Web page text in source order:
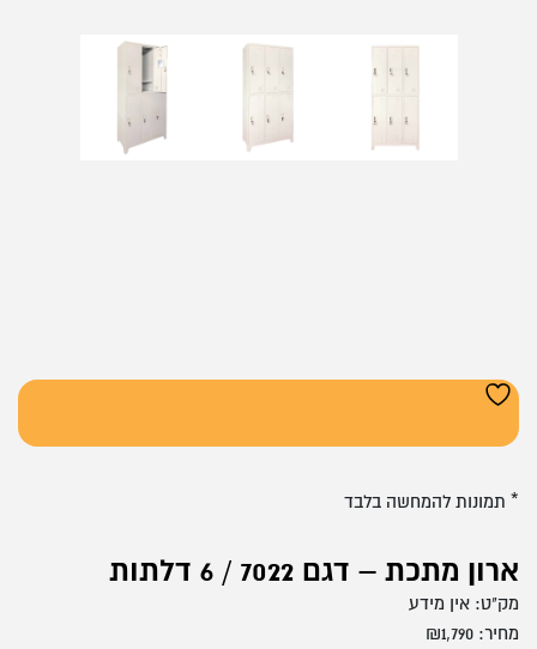
ארון מתכת – דגם 7022 / 6 דלתות
מחיר: ₪1,790
מק"ט: אין מידע
* תמונות להמחשה בלבד